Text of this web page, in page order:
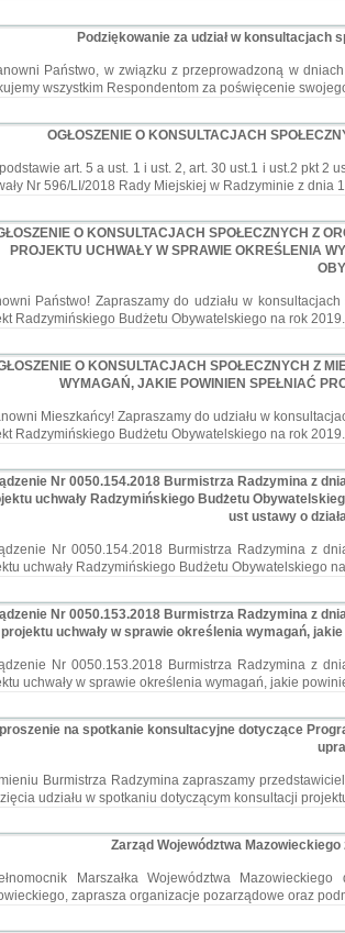
Podziękowanie za udział w konsultacjach
Państwo, w związku z przeprowadzoną w
wszystkim Respondentom za poświęcenie
OGŁOSZENIE O KONSULTACJACH
art. 5 a ust. 1 i ust. 2, art. 30 ust.1 i ust.2 pkt 2
Nr 596/LI/2018 Rady Miejskiej w Radzyminie z dnia
O KONSULTACJACH SPOŁECZNYCH Z
PROJEKTU UCHWAŁY W SPRAWIE OKREŚLENIA
Państwo! Zapraszamy do udziału w
Radzymińskiego Budżetu Obywatelskiego na rok
O KONSULTACJACH SPOŁECZNYCH Z
WYMAGAŃ, JAKIE POWINIEN SPEŁNIAĆ
Mieszkańcy! Zapraszamy do udziału w
Radzymińskiego Budżetu Obywatelskiego na rok
Nr 0050.154.2018 Burmistrza Radzymina z
uchwały Radzymińskiego Budżetu
ust ustawy o
Nr 0050.154.2018 Burmistrza Radzymina z
uchwały Radzymińskiego Budżetu Obywatelskiego
Nr 0050.153.2018 Burmistrza Radzymina z
projektu uchwały w sprawie określenia wymagań,
Nr 0050.153.2018 Burmistrza Radzymina z
uchwały w sprawie określenia wymagań, jakie
na spotkanie konsultacyjne dotyczące
Burmistrza Radzymina zapraszamy
udziału w spotkaniu dotyczącym konsultacji
Zarząd Województwa
Marszałka Województwa
zaprasza organizacje pozarządowe oraz